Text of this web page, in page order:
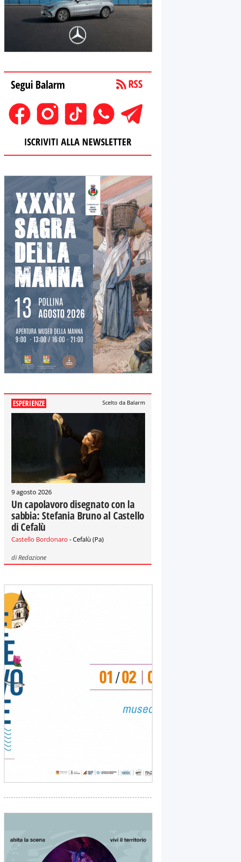
Segui Balarm
ISCRIVITI ALLA NEWSLETTER
ESPERIENZE Scelto da Balarm
9 agosto 2026
Un capolavoro disegnato con la
sabbia: Stefania Bruno al Castello
di Cefalù
Castello Bordonaro - Cefalù (Pa)
diRedazione